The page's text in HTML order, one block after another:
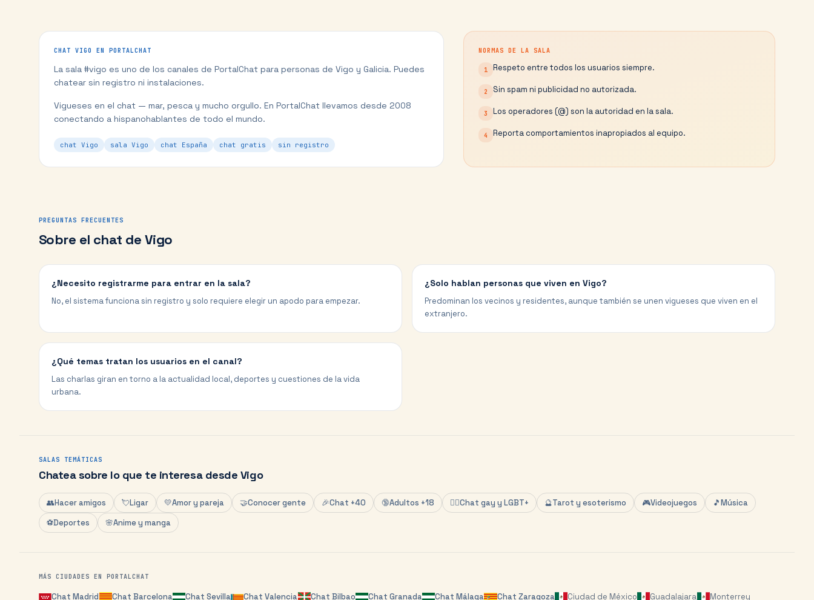
CHAT VIGO EN PORTALCHAT
La sala #vigo es uno de los canales de PortalChat para personas de Vigo y Galicia. Puedes
chatear sin registro ni instalaciones.
Vigueses en el chat — mar, pesca y mucho orgullo. En PortalChat llevamos desde 2008
conectando a hispanohablantes de todo el mundo.
chat Vigo sala Vigo chat España chat gratis sin registro
NORMAS DE LA SALA
1 Respeto entre todos los usuarios siempre.
2 Sin spam ni publicidad no autorizada.
3 Los operadores (@) son la autoridad en la sala.
4 Reporta comportamientos inapropiados al equipo.
PREGUNTAS FRECUENTES
Sobre el chat de Vigo
¿Necesito registrarme para entrar en la sala?
No, el sistema funciona sin registro y solo requiere elegir un apodo para empezar.
¿Solo hablan personas que viven en Vigo?
Predominan los vecinos y residentes, aunque también se unen vigueses que viven en el
extranjero.
¿Qué temas tratan los usuarios en el canal?
Las charlas giran en torno a la actualidad local, deportes y cuestiones de la vida
urbana.
SALAS TEMÁTICAS
Chatea sobre lo que te interesa desde Vigo
👥Hacer amigos 💘Ligar 💛Amor y pareja 🤝Conocer gente 🎉Chat +40 🔞Adultos +18 🏳️‍🌈Chat gay y LGBT+ 🔮Tarot y esoterismo 🎮Videojuegos 🎵Música
⚽Deportes 🌸Anime y manga
MÁS CIUDADES EN PORTALCHAT
ChatMadrid Chat Barcelona Chat Sevilla ChatValencia Chat Bilbao Chat Granada ChatMálaga Chat Zaragoza Ciudad de México Guadalajara Monterrey